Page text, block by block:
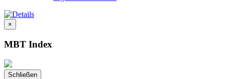
×
MBT Index
Schließen